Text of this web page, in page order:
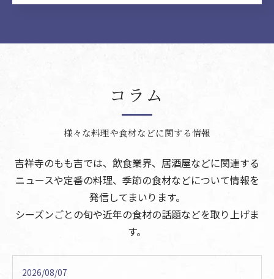
様々な料理や食材などに関する情報
コラム
吉祥寺のもも吉では、飲食業界、居酒屋などに関連する
ニュースや定番の料理、季節の食材などについて情報を
発信してまいります。
シーズンごとの旬や近年の食材の話題などを取り上げま
す。
2026/08/07